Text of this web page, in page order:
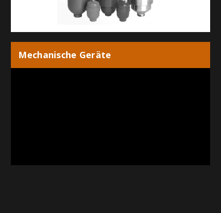
Mechanische Geräte